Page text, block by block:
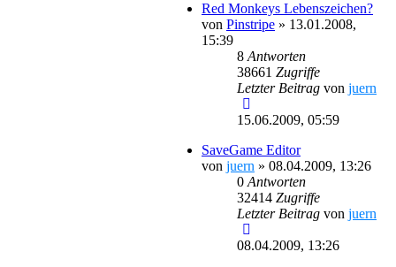
Red Monkeys Lebenszeichen?
von Pinstripe » 13.01.2008,
15:39
8 Antworten
38661 Zugriffe
Letzter Beitrag von juern
15.06.2009, 05:59
SaveGame Editor
von juern » 08.04.2009, 13:26
0 Antworten
32414 Zugriffe
Letzter Beitrag von juern
08.04.2009, 13:26